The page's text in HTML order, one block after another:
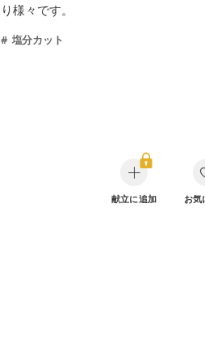
り様々です。
塩分カット
献立に追加 お気